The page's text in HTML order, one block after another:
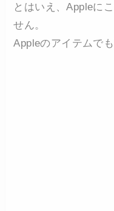
とはいえ、Appleに
せん。
Appleのアイテムで